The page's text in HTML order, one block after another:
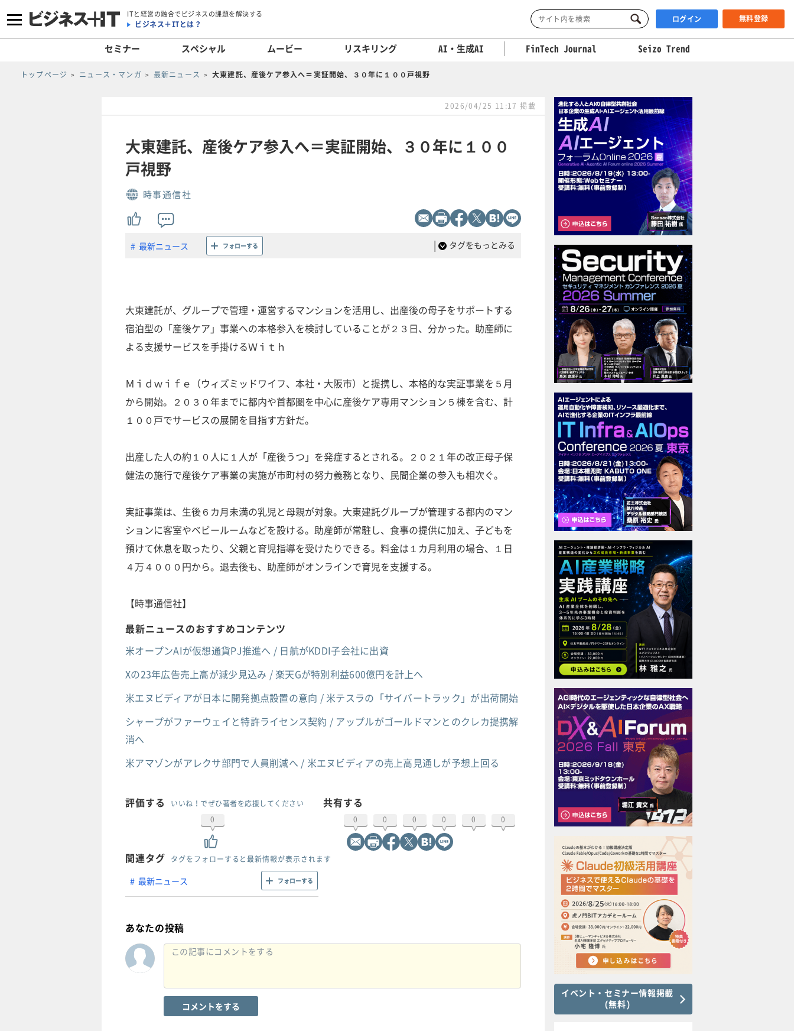
ITと経営の融合でビジネスの課題を解決する
ビジネス＋ITとは？ ログイン 無料登録
セミナー スペシャル ムービー リスキリング AI・生成AI FinTech Journal Seizo Trend
トップページ ニュース・マンガ 最新ニュース 大東建託、産後ケア参入へ＝実証開始、３０年に１００戸視野
2026/04/25 11:17 掲載
大東建託、産後ケア参入へ＝実証開始、３０年に１００
戸視野
時事通信社
最新ニュース フォローする | タグをもっとみる
大東建託が、グループで管理・運営するマンションを活用し、出産後の母子をサポートする
宿泊型の「産後ケア」事業への本格参入を検討していることが２３日、分かった。助産師に
よる支援サービスを手掛けるＷｉｔｈ
Ｍｉｄｗｉｆｅ（ウィズミッドワイフ、本社・大阪市）と提携し、本格的な実証事業を５月
から開始。２０３０年までに都内や首都圏を中心に産後ケア専用マンション５棟を含む、計
１００戸でサービスの展開を目指す方針だ。
出産した人の約１０人に１人が「産後うつ」を発症するとされる。２０２１年の改正母子保
健法の施行で産後ケア事業の実施が市町村の努力義務となり、民間企業の参入も相次ぐ。
実証事業は、生後６カ月未満の乳児と母親が対象。大東建託グループが管理する都内のマン
ションに客室やベビールームなどを設ける。助産師が常駐し、食事の提供に加え、子どもを
預けて休息を取ったり、父親と育児指導を受けたりできる。料金は１カ月利用の場合、１日
４万４０００円から。退去後も、助産師がオンラインで育児を支援する。
【時事通信社】
最新ニュースのおすすめコンテンツ
米オープンAIが仮想通貨PJ推進へ / 日航がKDDI子会社に出資
Xの23年広告売上高が減少見込み / 楽天Gが特別利益600億円を計上へ
米エヌビディアが日本に開発拠点設置の意向 / 米テスラの「サイバートラック」が出荷開始
シャープがファーウェイと特許ライセンス契約 / アップルがゴールドマンとのクレカ提携解
消へ
米アマゾンがアレクサ部門で人員削減へ / 米エヌビディアの売上高見通しが予想上回る
評価する
いいね！でぜひ著者を応援してください
0
共有する
0 0 0 0 0 0
関連タグ タグをフォローすると最新情報が表示されます
最新ニュース フォローする
あなたの投稿
コメントをする
イベント・セミナー情報掲載
(無料)